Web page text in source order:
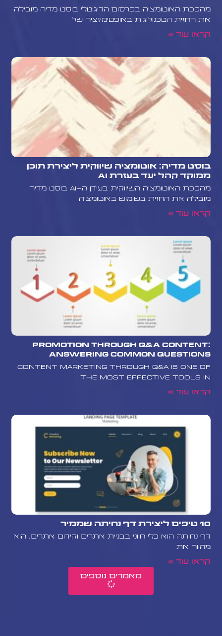
מהפכת האוטומציה בפרסום הדיגיטלי בוסט מדיה מובילה
את החזית הטכנולוגית באופטימיזציה של
קראו עוד »
בוסט מדיה: אוטומציה שיווקית ליצירת תוכן
ממוקד קהל יעד בעזרת AI
מהפכת האוטומציה השיווקית בעידן ה-AI בוסט מדיה
מובילה את החזית בשימוש באוטומציה
קראו עוד »
Promotion Through Q&A Content:
Answering Common Questions
Content marketing through Q&A is one of
the most effective tools in
קראו עוד »
10 טיפים ליצירת דף נחיתה שממיר
דף נחיתה הוא כלי חיוני בבניית אתרים וקידום אתרים. הוא
מהווה את
קראו עוד »
מאמרים נוספים